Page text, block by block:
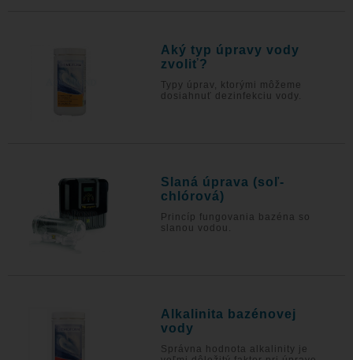
Aký typ úpravy vody
zvoliť?
Typy úprav, ktorými môžeme
dosiahnuť dezinfekciu vody.
Slaná úprava (soľ-
chlórová)
Princíp fungovania bazéna so
slanou vodou.
Alkalinita bazénovej
vody
Správna hodnota alkalinity je